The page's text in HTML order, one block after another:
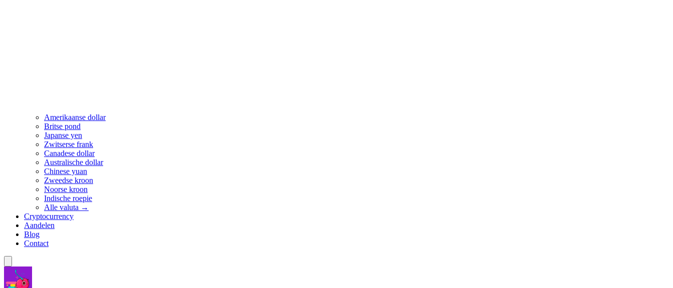
Amerikaanse dollar
Britse pond
Japanse yen
Zwitserse frank
Canadese dollar
Australische dollar
Chinese yuan
Zweedse kroon
Noorse kroon
Indische roepie
Alle valuta →
Cryptocurrency
Aandelen
Blog
Contact